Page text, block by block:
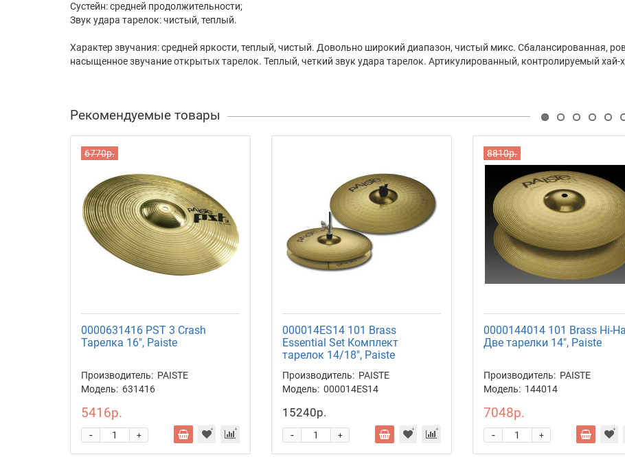
Сустейн: средней продолжительности;
Звук удара тарелок: чистый, теплый.
Характер звучания: средней яркости, теплый, чистый. Довольно широкий диапазон, чистый микс. Сбалансированная,
насыщенное звучание открытых тарелок. Теплый, четкий звук удара тарелок. Артикулированный, контролируемый
Рекомендуемые товары
6770р.
0000631416 PST 3 Crash
Тарелка 16", Paiste
Производитель: PAISTE
Модель: 631416
5416р.
+
-
000014ES14 101 Brass
Essential Set Комплект
тарелок 14/18", Paiste
Производитель: PAISTE
Модель: 000014ES14
15240р.
+
-
8810р.
0000144014 101 Brass Hi-
Две тарелки 14", Paiste
Производитель: PAISTE
Модель: 144014
7048р.
+
-